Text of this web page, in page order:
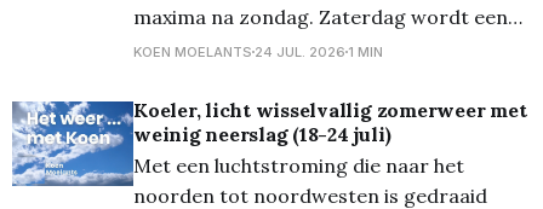
maxima na zondag. Zaterdag wordt een
aangename zomerdag met veel zon. In de
met cumuluswolken. De maxima lopen op
tot 27 graden. De wind waait zwak uit het
KOEN MOELANTS 24 JUL. 2026 1 MIN
Koeler, licht wisselvallig zomerweer met
weinig neerslag (18-24 juli)
Met een luchtstroming die naar het
noorden tot noordwesten is gedraaid